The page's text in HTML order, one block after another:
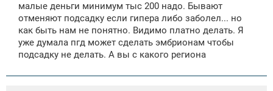
малые деньги минимум тыс 200 надо. Бывают
отменяют подсадку если гипера либо заболел... но
как быть нам не понятно. Видимо платно делать. Я
уже думала пгд может сделать эмбрионам чтобы
подсадку не делать. А вы с какого региона